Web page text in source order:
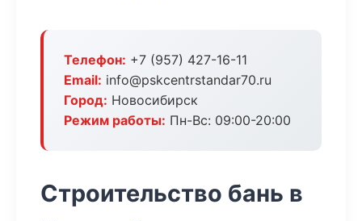
Телефон: +7 (957) 427-16-11
Email: info@pskcentrstandar70.ru
Город: Новосибирск
Режим работы: Пн-Вс: 09:00-20:00
Строительство бань в